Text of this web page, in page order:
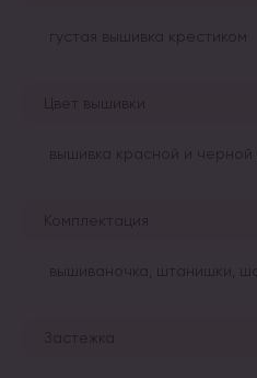
густая вышивка крестиком
Цвет вышивки
вышивка красной и черной
Комплектация
вышиваночка, штанишки,
Застежка